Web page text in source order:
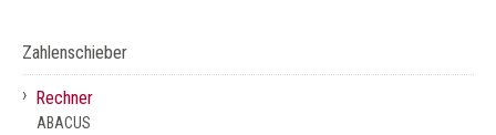
Zahlenschieber
› Rechner
ABACUS